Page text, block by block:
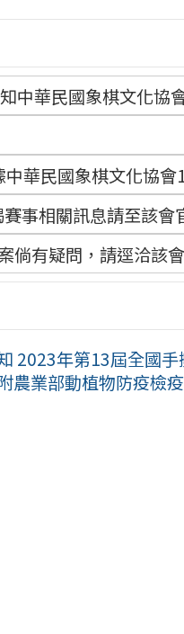
中華民國象棋文化協
中華民國象棋文化協
賽事相關訊息請至該
倘有疑問，請逕洽該
2023年第13屆全國
農業部動植物防疫檢